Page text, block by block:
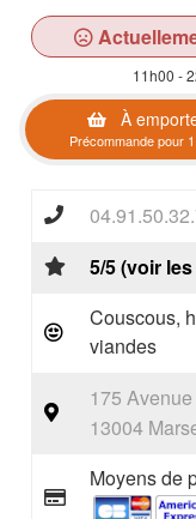
11h00 -
À
Précommande pour
5/5 (voir
Couscous,
viandes
175
13004
Moyens de